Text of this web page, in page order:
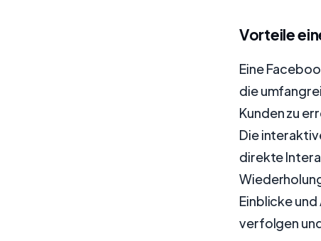
Vorteile
Eine
die
Kunden zu
Die
direkte
Einblicke
verfolgen